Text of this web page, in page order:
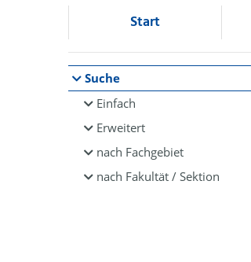
Start
Suche
Einfach
Erweitert
nach Fachgebiet
nach Fakultät / Sektion